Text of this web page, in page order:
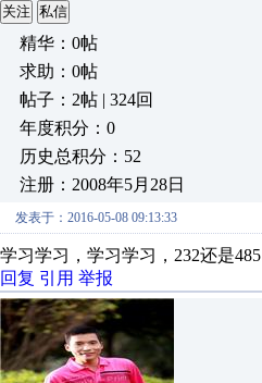
关注 私信
精华：0帖
求助：0帖
帖子：2帖 | 324回
年度积分：0
历史总积分：52
注册：2008年5月28日
发表于：2016-05-08 09:13:33
学习学习，学习学习，232还是485
回复 引用 举报